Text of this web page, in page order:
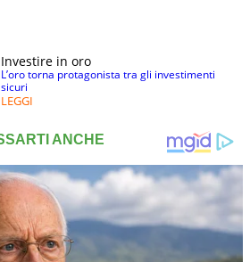
Investire in oro
L’oro torna protagonista tra gli investimenti
sicuri
LEGGI